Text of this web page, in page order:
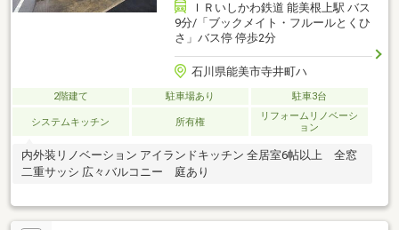
ＩＲいしかわ鉄道 能美根上駅 バス
9分/「ブックメイト・フルールとくひ
さ」バス停 停歩2分
石川県能美市寺井町ハ
2階建て 駐車場あり 駐車3台
システムキッチン 所有権
リフォームリノベーシ
ョン
内外装リノベーション アイランドキッチン 全居室6帖以上 全窓
二重サッシ 広々バルコニー 庭あり